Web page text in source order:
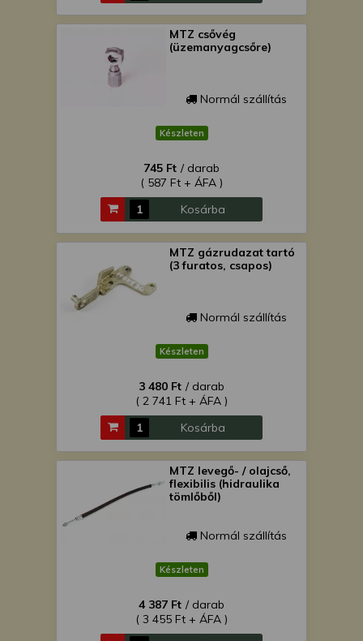
MTZ csővég
(üzemanyagcsőre)
Normál szállítás
Készleten
745 Ft / darab
( 587 Ft + ÁFA )
Kosárba
MTZ gázrudazat tartó
(3 furatos, csapos)
Normál szállítás
Készleten
3 480 Ft / darab
( 2 741 Ft + ÁFA )
Kosárba
MTZ levegő- / olajcső,
flexibilis (hidraulika
tömlőből)
Normál szállítás
Készleten
4 387 Ft / darab
( 3 455 Ft + ÁFA )